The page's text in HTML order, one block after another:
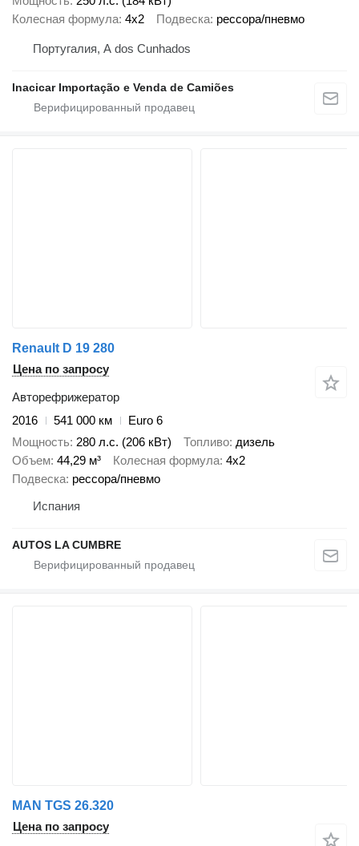
Колесная формула 4x2 Подвеска рессора/пневмо
Португалия, A dos Cunhados
Inacicar Importação e Venda de Camiões
Renault D 19 280
Цена по запросу
Авторефрижератор
2016
541 000 км
Euro 6
Мощность 280 л.с. (206 кВт) Топливо дизель
Объем 44,29 м³ Колесная формула 4x2
Подвеска рессора/пневмо
Испания
AUTOS LA CUMBRE
MAN TGS 26.320
Цена по запросу